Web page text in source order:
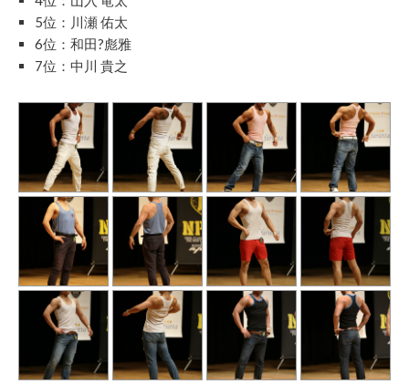
5位：川瀬 佑太
6位：和田?彪雅
7位：中川 貴之